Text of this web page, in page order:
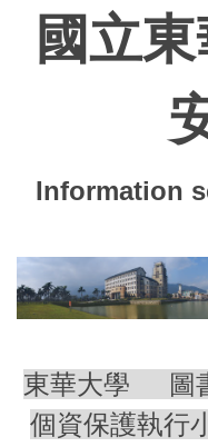
國立
Information
東華大學 圖
個資保護執行